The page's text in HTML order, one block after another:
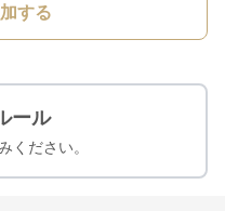
する
ール
ください。